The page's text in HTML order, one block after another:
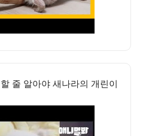
줄 알아야 새나라의 개린이